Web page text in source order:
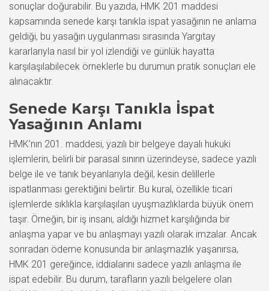
sonuçlar doğurabilir. Bu yazıda, HMK 201 maddesi
kapsamında senede karşı tanıkla ispat yasağının ne anlama
geldiği, bu yasağın uygulanması sırasında Yargıtay
kararlarıyla nasıl bir yol izlendiği ve günlük hayatta
karşılaşılabilecek örneklerle bu durumun pratik sonuçları ele
alınacaktır.
Senede Karşı Tanıkla İspat
Yasağının Anlamı
HMK’nın 201. maddesi, yazılı bir belgeye dayalı hukuki
işlemlerin, belirli bir parasal sınırın üzerindeyse, sadece yazılı
belge ile ve tanık beyanlarıyla değil, kesin delillerle
ispatlanması gerektiğini belirtir. Bu kural, özellikle ticari
işlemlerde sıklıkla karşılaşılan uyuşmazlıklarda büyük önem
taşır. Örneğin, bir iş insanı, aldığı hizmet karşılığında bir
anlaşma yapar ve bu anlaşmayı yazılı olarak imzalar. Ancak
sonradan ödeme konusunda bir anlaşmazlık yaşanırsa,
HMK 201 gereğince, iddialarını sadece yazılı anlaşma ile
ispat edebilir. Bu durum, tarafların yazılı belgelere olan